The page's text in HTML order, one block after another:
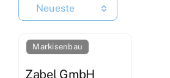
Neueste
Markisenbau
Zabel GmbH